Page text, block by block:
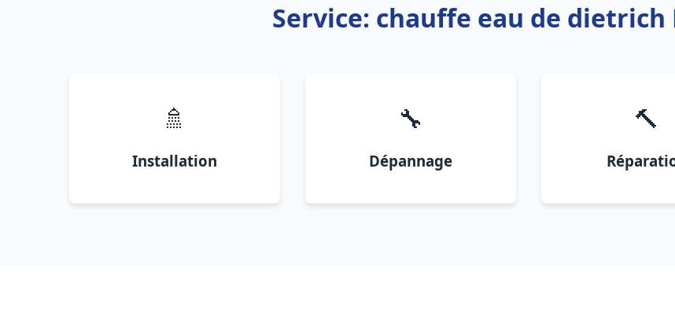
Service: chauffe eau de
🚿
Installation
🔧
Dépannage
🔨